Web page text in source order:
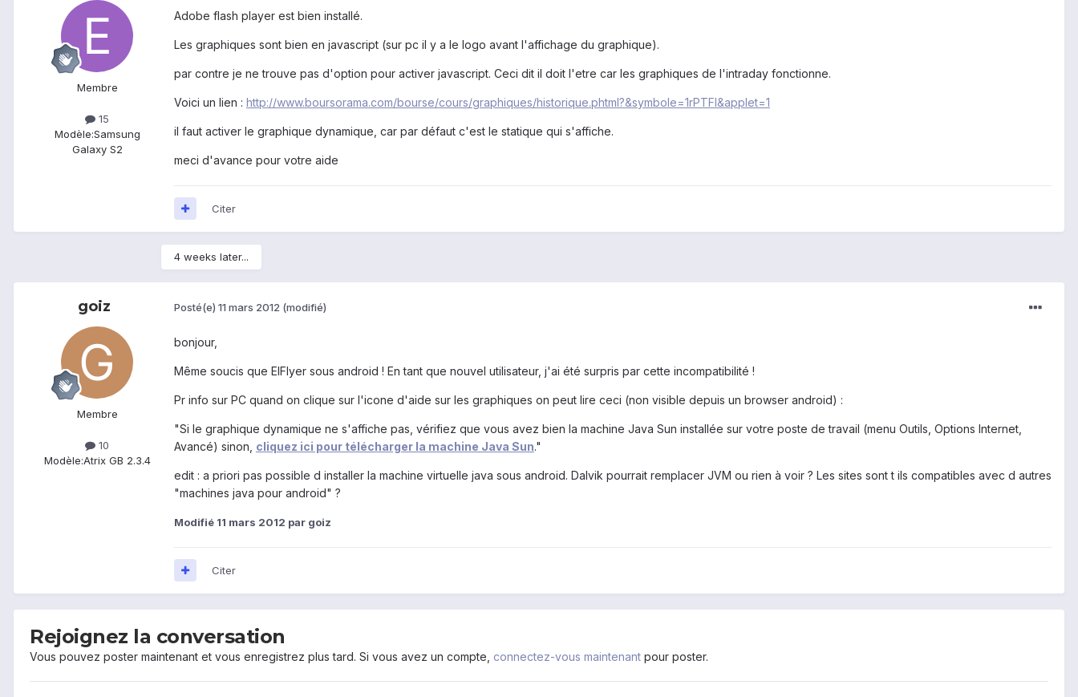
Membre
15
Modèle:Samsung
Galaxy S2
Adobe flash player est bien installé.
Les graphiques sont bien en javascript (sur pc il y a le logo avant l'affichage du graphique).
par contre je ne trouve pas d'option pour activer javascript. Ceci dit il doit l'etre car les graphiques de l'intraday fonctionne.
Voici un lien : http://www.boursorama.com/bourse/cours/graphiques/historique.phtml?&symbole=1rPTFI&applet=1
il faut activer le graphique dynamique, car par défaut c'est le statique qui s'affiche.
meci d'avance pour votre aide
Citer
4 weeks later...
goiz
Membre
10
Modèle:Atrix GB 2.3.4
Posté(e) 11 mars 2012 (modifié)
bonjour,
Même soucis que ElFlyer sous android ! En tant que nouvel utilisateur, j'ai été surpris par cette incompatibilité !
Pr info sur PC quand on clique sur l'icone d'aide sur les graphiques on peut lire ceci (non visible depuis un browser android) :
"Si le graphique dynamique ne s'affiche pas, vérifiez que vous avez bien la machine Java Sun installée sur votre poste de travail (menu Outils, Options Internet,
Avancé) sinon, cliquez ici pour télécharger la machine Java Sun."
edit : a priori pas possible d installer la machine virtuelle java sous android. Dalvik pourrait remplacer JVM ou rien à voir ? Les sites sont t ils compatibles avec d autres
"machines java pour android" ?
Modifié 11 mars 2012 par goiz
Citer
Rejoignez la conversation
Vous pouvez poster maintenant et vous enregistrez plus tard. Si vous avez un compte, connectez-vous maintenant pour poster.